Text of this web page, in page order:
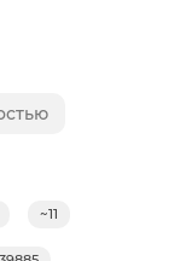
путём
для
втулок,
~11